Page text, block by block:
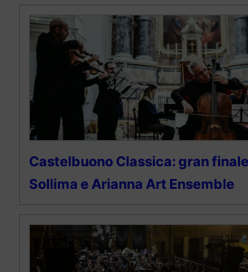
Castelbuono Classica: gran
Sollima e Arianna Art Ensemble